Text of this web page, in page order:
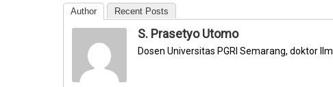
Author Recent Posts
S. Prasetyo Utomo
Dosen Universitas PGRI Semarang, doktor